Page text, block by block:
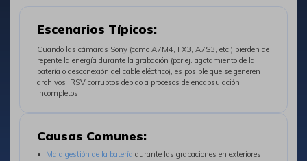
Escenarios Típicos:
Cuando las cámaras Sony (como A7M4, FX3, A7S3, etc.) pierden de
repente la energía durante la grabación (por ej. agotamiento de la
batería o desconexión del cable eléctrico), es posible que se generen
archivos .RSV corruptos debido a procesos de encapsulación
incompletos.
Causas Comunes:
Mala gestión de la batería durante las grabaciones en exteriores;󠀲󠀤󠀢󠀳